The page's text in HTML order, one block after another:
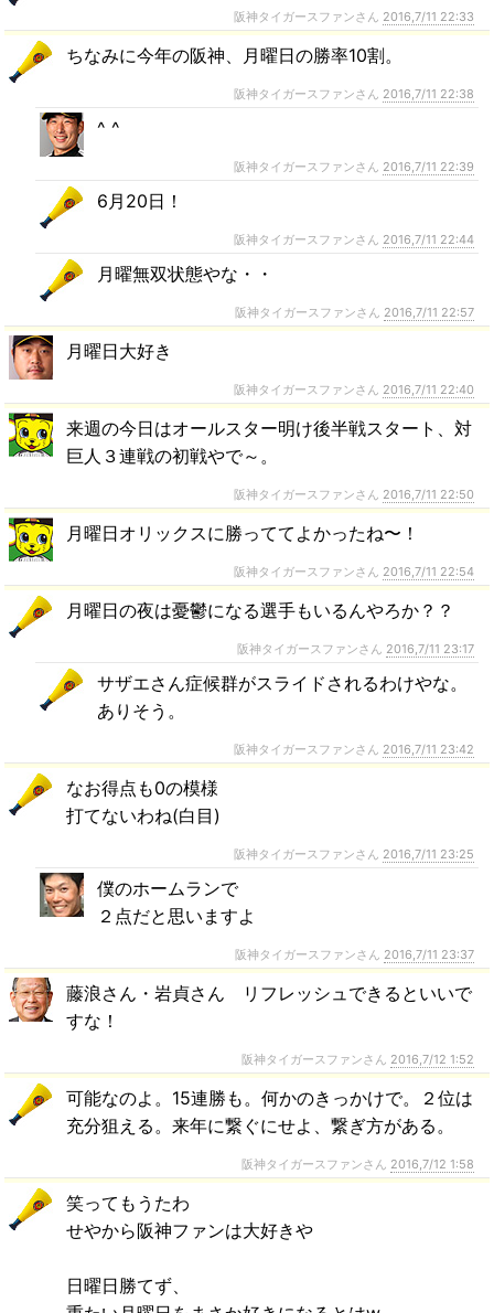
阪神タイガースファンさん 2016,7/11 22:33
ちなみに今年の阪神、月曜日の勝率10割。
阪神タイガースファンさん 2016,7/11 22:38
^ ^
阪神タイガースファンさん 2016,7/11 22:39
6月20日！
阪神タイガースファンさん 2016,7/11 22:44
月曜無双状態やな・・
阪神タイガースファンさん 2016,7/11 22:57
月曜日大好き
阪神タイガースファンさん 2016,7/11 22:40
来週の今日はオールスター明け後半戦スタート、対
巨人３連戦の初戦やで～。
阪神タイガースファンさん 2016,7/11 22:50
月曜日オリックスに勝っててよかったね〜！
阪神タイガースファンさん 2016,7/11 22:54
月曜日の夜は憂鬱になる選手もいるんやろか？？
阪神タイガースファンさん 2016,7/11 23:17
サザエさん症候群がスライドされるわけやな。
ありそう。
阪神タイガースファンさん 2016,7/11 23:42
なお得点も0の模様
打てないわね(白目)
阪神タイガースファンさん 2016,7/11 23:25
僕のホームランで
２点だと思いますよ
阪神タイガースファンさん 2016,7/11 23:37
藤浪さん・岩貞さん リフレッシュできるといいで
すな！
阪神タイガースファンさん 2016,7/12 1:52
可能なのよ。15連勝も。何かのきっかけで。２位は
充分狙える。来年に繋ぐにせよ、繋ぎ方がある。
阪神タイガースファンさん 2016,7/12 1:58
笑ってもうたわ
せやから阪神ファンは大好きや
日曜日勝てず、